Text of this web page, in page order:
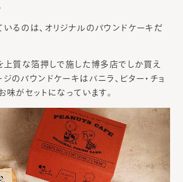
るのは、オリジナルのパウンドケーキだ
上質な箔押しで施した博多店でしか買え
のパウンドケーキはバニラ、ビター・チョ
味がセットになっています。